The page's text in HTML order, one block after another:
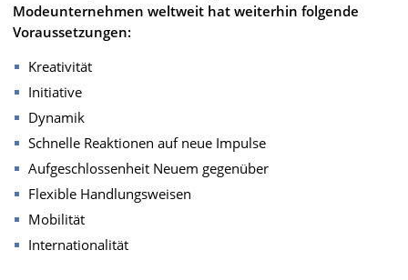
Modeunternehmen weltweit hat weiterhin folgende
Voraussetzungen:
Kreativität
Initiative
Dynamik
Schnelle Reaktionen auf neue Impulse
Aufgeschlossenheit Neuem gegenüber
Flexible Handlungsweisen
Mobilität
Internationalität